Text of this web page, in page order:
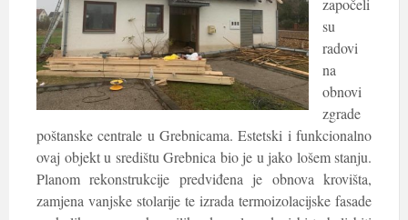
su
radovi
na
obnovi
zgrade
poštanske centrale u Grebnicama. Estetski i funkcionalno
ovaj objekt u središtu Grebnica bio je u jako lošem stanju.
Planom rekonstrukcije predviđena je obnova krovišta,
zamjena vanjske stolarije te izrada termoizolacijske fasade